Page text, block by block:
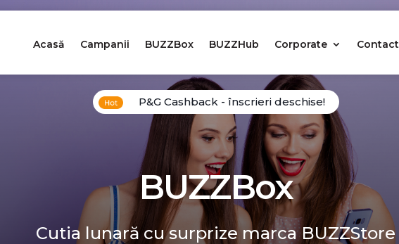
Acasă Campanii BUZZBox BUZZHub Corporate Contact
P&G Cashback - înscrieri deschise!
BUZZBox
Cutia lunară cu surprize marca BUZZStore